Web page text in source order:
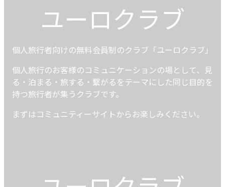
ユーロクラブ
個人旅行者向けの無料会員制のクラブ「ユーロクラブ」
個人旅行のお客様のコミュニケーションの場として、見
る・泊まる・旅する・繋がるをテーマにした同じ目的を
持つ旅行者が集うクラブです。
まずはコミュニティーサイトからお楽しみください。